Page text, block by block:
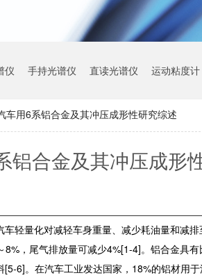
仪 手持光谱仪 直读光谱仪 运动粘度计
车用6系铝合金及其冲压成形性研究综述
铝合金及其冲压成形
轻量化对减轻车身重量、减少耗油量和减
，尾气排放量可减少4%[1-4]。铝合金具
6]。在汽车工业发达国家，18%的铝材用